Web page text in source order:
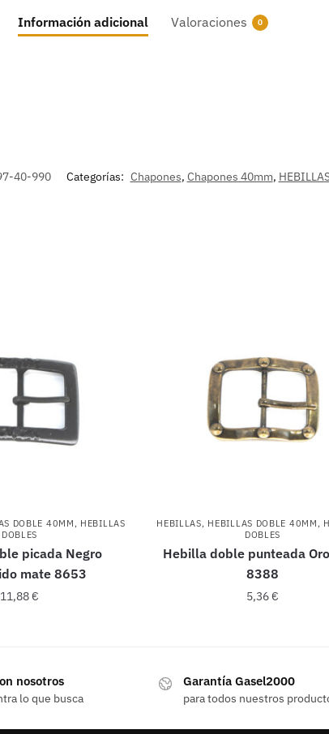
Información adicional Valoraciones 0
40-990 Categorías: Chapones, Chapones 40mm,
DOBLE 40MM , HEBILLAS
DOBLES
picada Negro
mate 8653
11,88€
HEBILLAS, HEBILLAS DOBLE 40MM ,
DOBLES
Hebilla doble punteada
8388
5,36€
nosotros
lo que busca
Garantía Gasel2000
para todos nuestros